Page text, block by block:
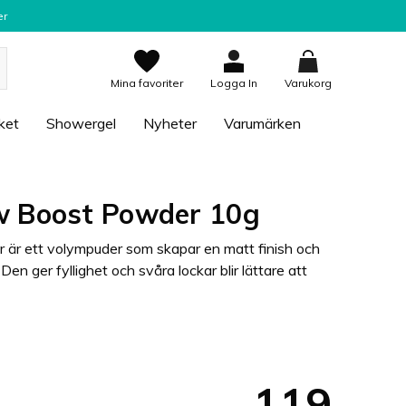
Varukorg
Logga In
Mina favoriter
Showergel Nyheter Varumärken
Boost Powder 10g
ett volympuder som skapar en matt finish och
ger fyllighet och svåra lockar blir lättare att